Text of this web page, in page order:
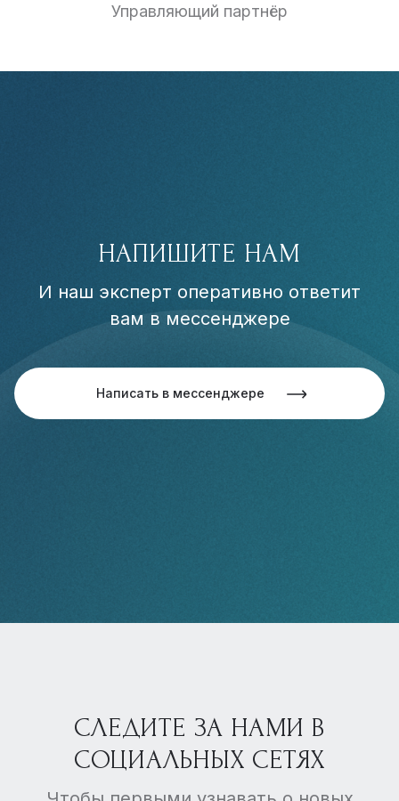
Управляющий партнёр
НАПИШИТЕ НАМ
И наш эксперт оперативно ответит
вам в мессенджере
Написать в мессенджере
СЛЕДИТЕ ЗА НАМИ В
СОЦИАЛЬНЫХ СЕТЯХ